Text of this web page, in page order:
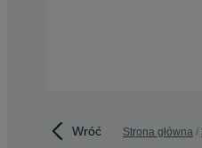
Wróć Strona główna